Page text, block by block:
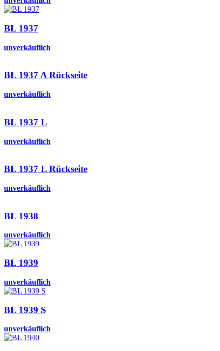
BL 1937
unverkäuflich
BL 1937 A Rückseite
unverkäuflich
BL 1937 L
unverkäuflich
BL 1937 L Rückseite
unverkäuflich
BL 1938
unverkäuflich
BL 1939
unverkäuflich
BL 1939 S
unverkäuflich